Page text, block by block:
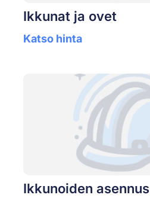
Ikkunat ja ovet
Katso hinta
Ikkunoiden asennus